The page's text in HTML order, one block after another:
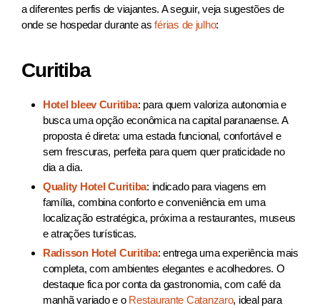
a diferentes perfis de viajantes. A seguir, veja sugestões de
onde se hospedar durante asférias de julho:
Curitiba
Hotel bleev Curitiba: para quem valoriza autonomia e
busca uma opção econômica na capital paranaense. A
proposta é direta: uma estada funcional, confortável e
sem frescuras, perfeita para quem quer praticidade no
dia a dia.
Quality Hotel Curitiba: indicado para viagens em
família, combina conforto e conveniência em uma
localização estratégica, próxima a restaurantes, museus
e atrações turísticas.
Radisson Hotel Curitiba: entrega uma experiência mais
completa, com ambientes elegantes e acolhedores. O
destaque fica por conta da gastronomia, com café da
manhã variado e o Restaurante Catanzaro, ideal para